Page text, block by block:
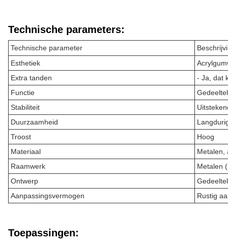
Technische parameters:
Technische parameter
Esthetiek
Extra tanden
- Ja, dat
Functie
Stabiliteit
Duurzaamheid
Troost
Hoog
Materiaal
Metalen,
Raamwerk
Metalen
Ontwerp
Aanpassingsvermogen
Rustig
Toepassingen: